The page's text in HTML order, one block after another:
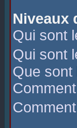
Niveaux
Qui sont
Qui sont
Que sont